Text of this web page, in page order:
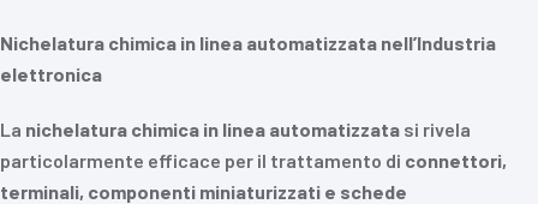
Nichelatura chimica in linea automatizzata nell’Industria
elettronica
La nichelatura chimica in linea automatizzata si rivela
particolarmente efficace per il trattamento di connettori,
terminali, componenti miniaturizzati e schede